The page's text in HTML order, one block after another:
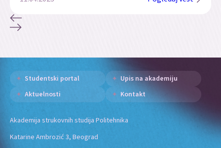
Studentski portal
Upis na akademiju
Aktuelnosti
Kontakt
Akademija strukovnih studija Politehnika
Katarine Ambrozić 3, Beograd